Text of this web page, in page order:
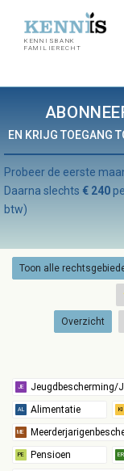
KENNISBANK
FAMILIERECHT
EN KRIJG TOEGANG
Probeer de eerste
Daarna slechts € 240
btw)
Toon alle
Overzicht